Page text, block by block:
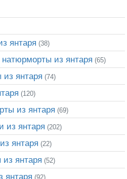
янтаря (38)
из янтаря (65)
из янтаря (74)
(120)
из янтаря (69)
из янтаря (202)
янтаря (22)
янтаря (52)
янтаря (92)